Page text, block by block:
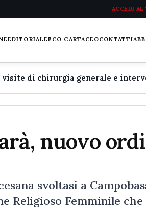
ACCEDI AL
EDITORIALEECO CARTACEOCONTATTI
nuovo
svoltasi a
Religioso Femminile